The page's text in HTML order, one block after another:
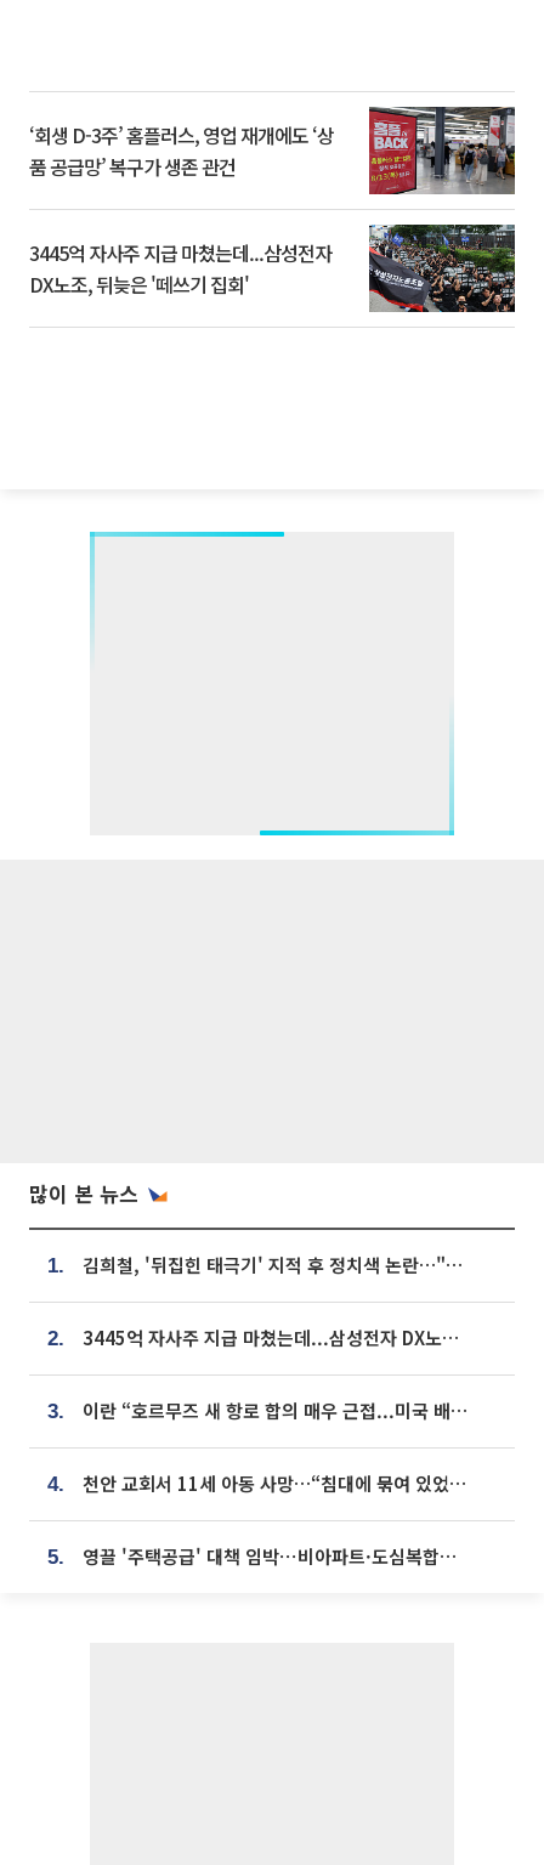
‘회생 D-3주’ 홈플러스, 영업 재개에도 ‘상
품 공급망’ 복구가 생존 관건
3445억 자사주 지급 마쳤는데...삼성전자
DX노조, 뒤늦은 '떼쓰기 집회'
많이 본 뉴스
1. 김희철, '뒤집힌 태극기' 지적 후 정치색 논란…"좌우 떠나 우리나라 국기"
2. 3445억 자사주 지급 마쳤는데...삼성전자 DX노조, 뒤늦은 '떼쓰기 집회'
3. 이란 “호르무즈 새 항로 합의 매우 근접...미국 배상 먼저”
4. 천안 교회서 11세 아동 사망…“침대에 묶여 있었다” 진술 확보
5. 영끌 '주택공급' 대책 임박⋯비아파트·도심복합까지 총동원